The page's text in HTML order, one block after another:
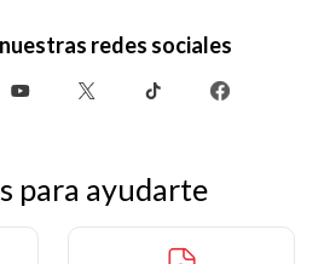
redes sociales
para ayudarte